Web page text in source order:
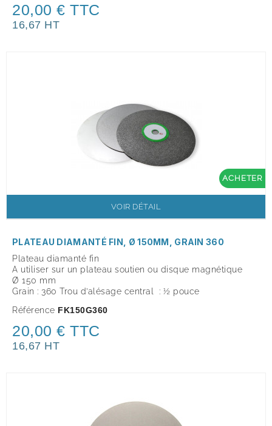
20,00 € TTC
16,67 HT
ACHETER
VOIR DÉTAIL
PLATEAU DIAMANTÉ FIN, Ø 150MM, GRAIN 360
Plateau diamanté fin
A utiliser sur un plateau soutien ou disque magnétique
Ø 150 mm
Grain : 360 Trou d’alésage central : ½ pouce
Référence FK150G360
20,00 € TTC
16,67 HT